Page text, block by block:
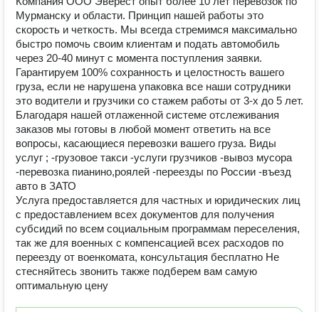
Мурманску и области. Принцип нашей работы это
скорость и четкость. Мы всегда стремимся максимально
быстро помочь своим клиентам и подать автомобиль
через 20-40 минут с момента поступления заявки.
Гарантируем 100% сохранность и целостность вашего
груза, если не нарушена упаковка все наши сотрудники
это водители и грузчики со стажем работы от 3-х до 5 лет.
Благодаря нашей отлаженной системе отслеживания
заказов мы готовы в любой момент ответить на все
вопросы, касающиеся перевозки вашего груза. Виды
услуг ; -грузовое такси -услуги грузчиков -вывоз мусора
-перевозка пианино,роялей -переезды по России -въезд
авто в ЗАТО
Услуга предоставляется для частных и юридических лиц
с предоставлением всех документов для получения
субсидий по всем социальным программам переселения,
так же для военных с компенсацией всех расходов по
переезду от военкомата, консультация бесплатно Не
стесняйтесь звонить также подберем вам самую
оптимальную цену